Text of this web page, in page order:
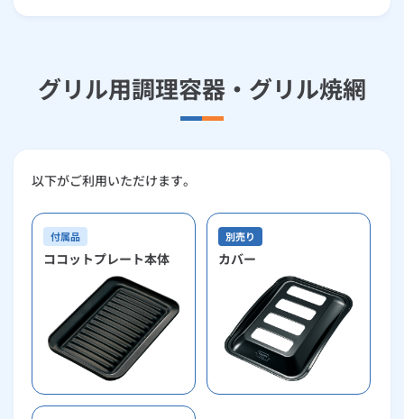
グリル用調理容器・グリル焼網
以下がご利用いただけます。
付属品
ココットプレート本体
別売り
カバー